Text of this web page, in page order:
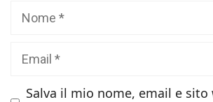
Salva il mio nome, email e